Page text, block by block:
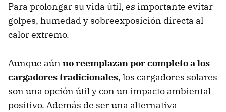
Para prolongar su vida útil, es importante evitar
golpes, humedad y sobreexposición directa al
calor extremo.
Aunque aún no reemplazan por completo a los
cargadores tradicionales, los cargadores solares
son una opción útil y con un impacto ambiental
positivo. Además de ser una alternativa